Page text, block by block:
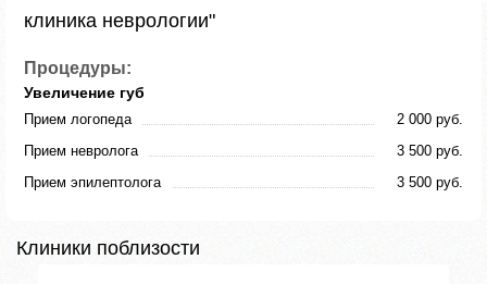
клиника неврологии"
Процедуры:
Увеличение губ
Прием логопеда
2 000 руб.
Прием невролога
3 500 руб.
Прием эпилептолога
3 500 руб.
Клиники поблизости